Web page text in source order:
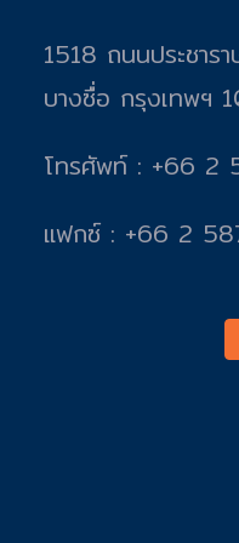
1518 ถนนประชาร
บางซื่อ กรุงเทพฯ
โทรศัพท์ : +66
แฟกซ์ : +66 2